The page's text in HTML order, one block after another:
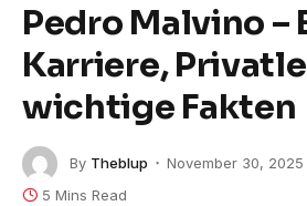
Pedro Malvino –
Karriere,
wichtige Fakten
By Theblup November 30, 2025
5 Mins Read